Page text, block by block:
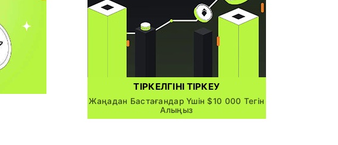
ТІРКЕЛГІНІ ТІРКЕУ
Жаңадан Бастағандар Үшін $10 000 Тегін
Алыңыз